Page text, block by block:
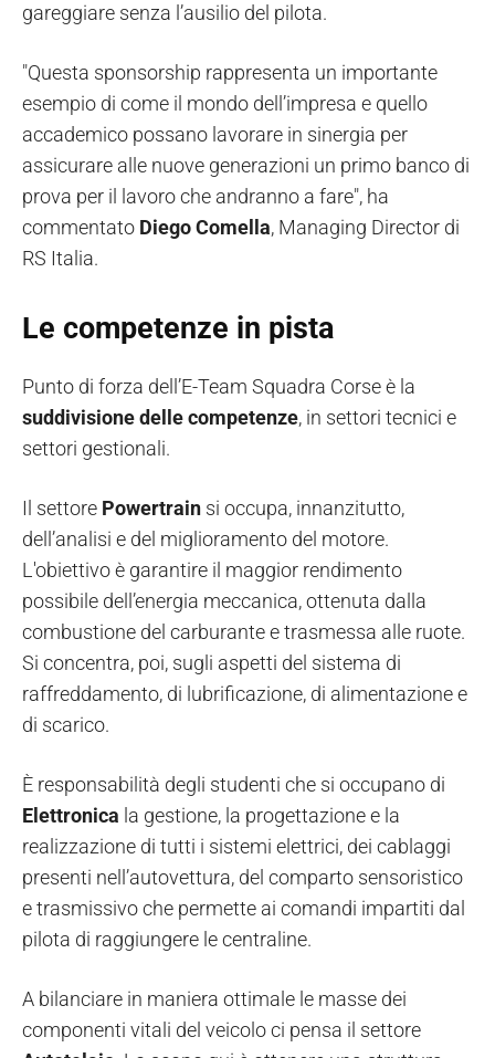
gareggiare senza l’ausilio del pilota.
"Questa sponsorship rappresenta un importante
esempio di come il mondo dell’impresa e quello
accademico possano lavorare in sinergia per
assicurare alle nuove generazioni un primo banco di
prova per il lavoro che andranno a fare", ha
commentato Diego Comella, Managing Director di
RS Italia.
Le competenze in pista
Punto di forza dell’E-Team Squadra Corse è la
suddivisione delle competenze, in settori tecnici e
settori gestionali.
Il settore Powertrain si occupa, innanzitutto,
dell’analisi e del miglioramento del motore.
L'obiettivo è garantire il maggior rendimento
possibile dell’energia meccanica, ottenuta dalla
combustione del carburante e trasmessa alle ruote.
Si concentra, poi, sugli aspetti del sistema di
raffreddamento, di lubrificazione, di alimentazione e
di scarico.
È responsabilità degli studenti che si occupano di
Elettronica la gestione, la progettazione e la
realizzazione di tutti i sistemi elettrici, dei cablaggi
presenti nell’autovettura, del comparto sensoristico
e trasmissivo che permette ai comandi impartiti dal
pilota di raggiungere le centraline.
A bilanciare in maniera ottimale le masse dei
componenti vitali del veicolo ci pensa il settore